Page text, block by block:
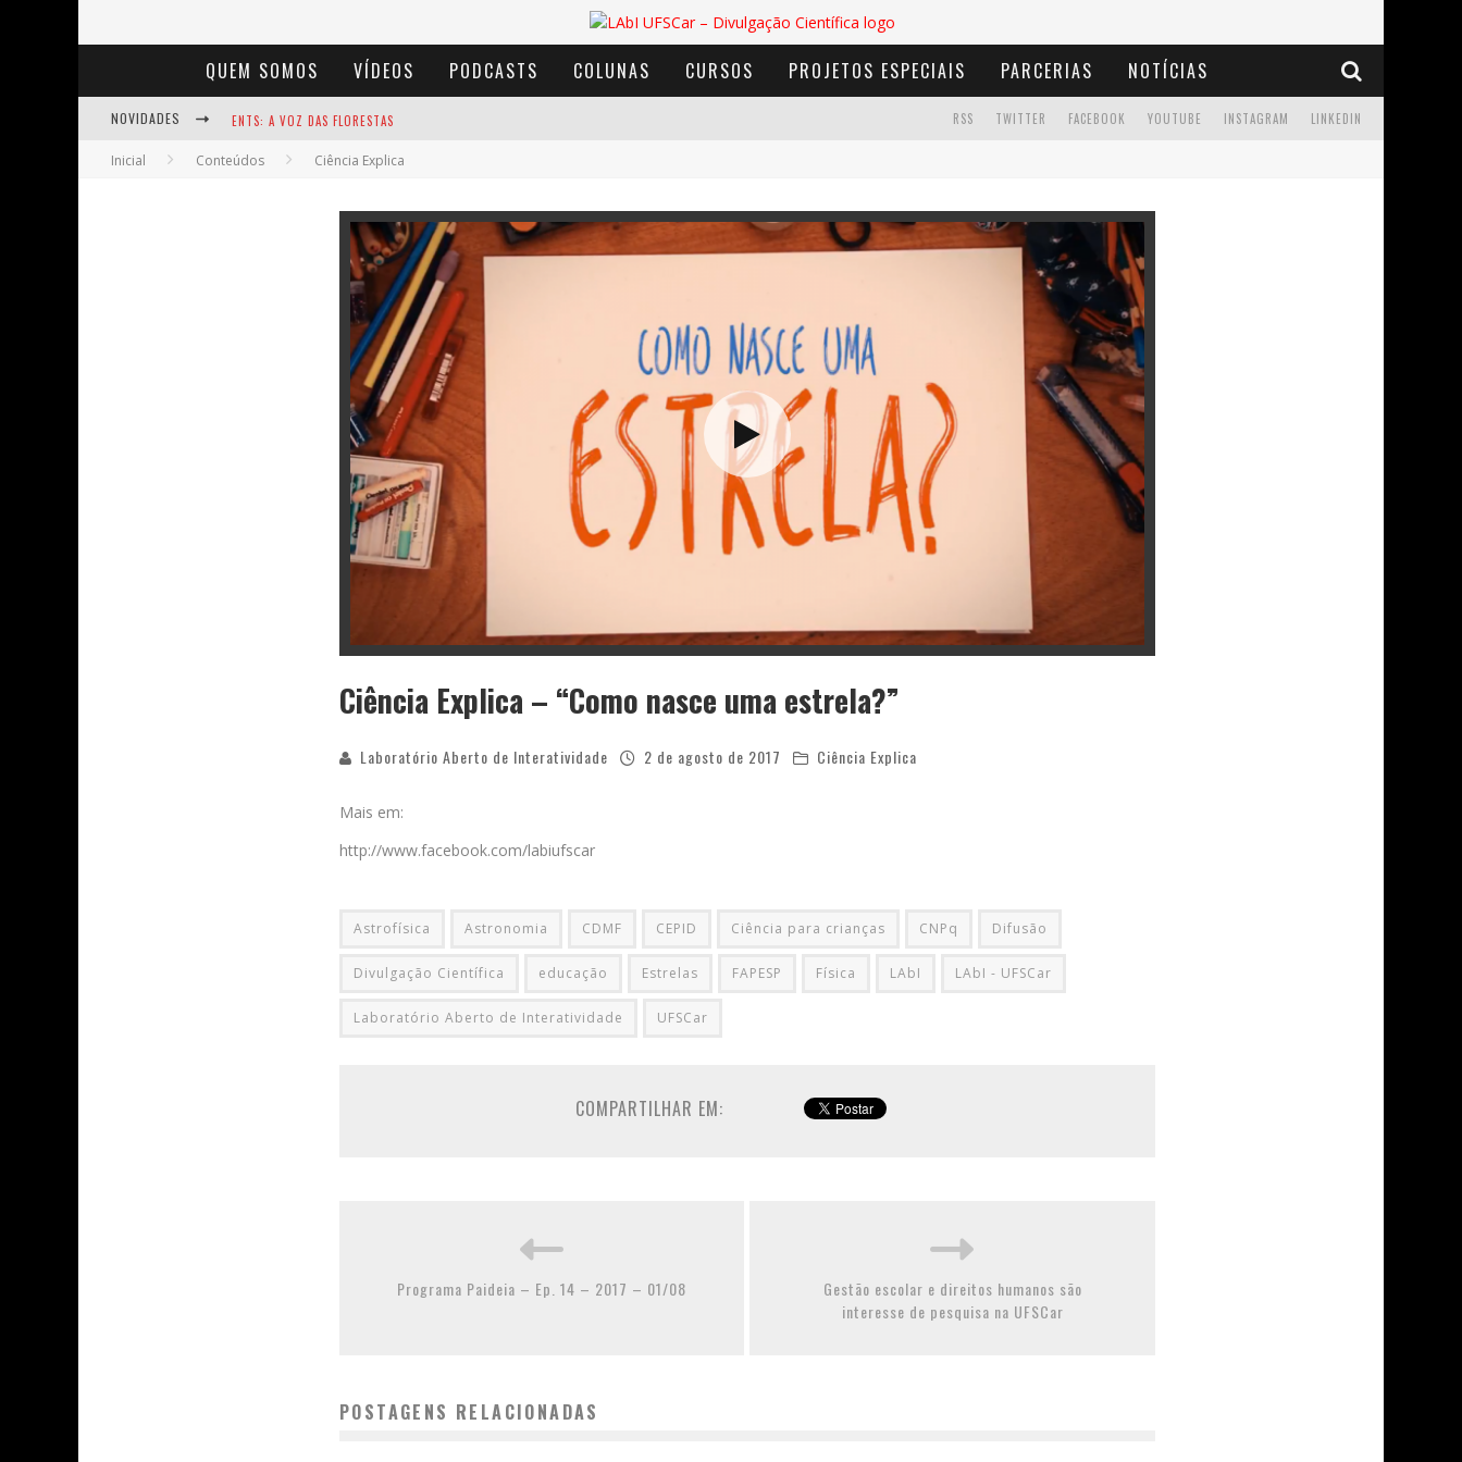
QUEM SOMOS VÍDEOS PODCASTS COLUNAS CURSOS PROJETOS ESPECIAIS PARCERIAS NOTÍCIAS
NOVIDADES LINKEDIN
INSTAGRAM
YOUTUBE
FACEBOOK
TWITTER
RSS
Inicial Conteúdos Ciência Explica
Ciência Explica – “Como nasce uma estrela?”
Laboratório Aberto de Interatividade 2 de agosto de 2017 Ciência Explica
Mais em:
http://www.facebook.com/labiufscar
Astrofísica Astronomia CDMF CEPID Ciência para crianças CNPq Difusão
Divulgação Científica educação Estrelas FAPESP Física LAbI LAbI - UFSCar
Laboratório Aberto de Interatividade UFSCar
COMPARTILHAR EM:
Programa Paideia – Ep. 14 – 2017 – 01/08
Gestão escolar e direitos humanos são
interesse de pesquisa na UFSCar
POSTAGENS RELACIONADAS